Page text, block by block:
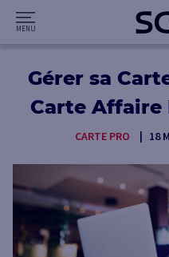
Gérer sa
Carte
CARTE PRO 18